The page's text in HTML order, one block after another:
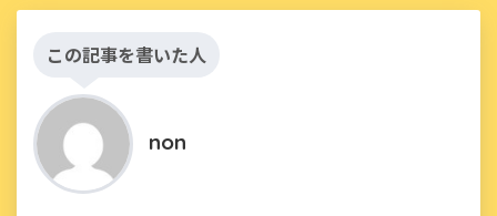
この記事を書いた人
non